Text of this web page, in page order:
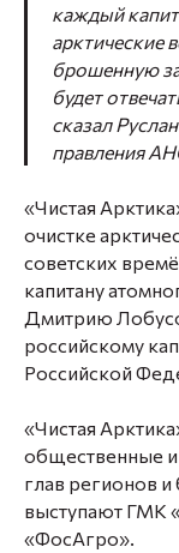
каждый
арктические
брошенную
будет
сказал
правления
«Чистая
очистке
советских
капитану
Дмитрию
российскому
Российской
«Чистая
общественные и
глав регионов и
выступают ГМК
«ФосАгро».